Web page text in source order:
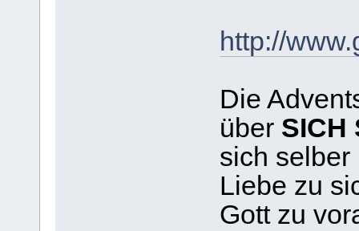
http://
Die
über SICH
sich selber
Liebe zu
Gott zu